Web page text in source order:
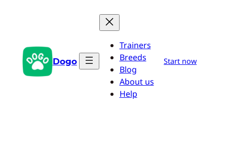
Dogo
Trainers
Breeds
Blog
About us
Help
Start now